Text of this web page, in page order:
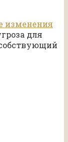
изменения
для